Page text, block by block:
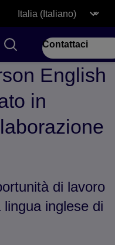
Contattaci
English
in
di lavoro
inglese di